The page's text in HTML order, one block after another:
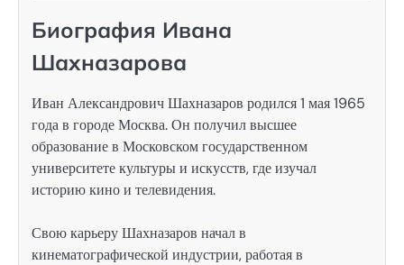
Биография Ивана
Шахназарова
Иван Александрович Шахназаров родился 1 мая 1965
года в городе Москва. Он получил высшее
образование в Московском государственном
университете культуры и искусств, где изучал
историю кино и телевидения.
Свою карьеру Шахназаров начал в
кинематографической индустрии, работая в